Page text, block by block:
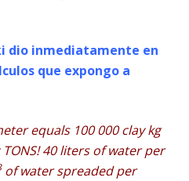
dio inmediatamente en
que expongo a
equals 100 000 clay kg
40 liters of water per
of water spreaded per